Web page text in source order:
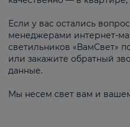
Если у вас остались
менеджерами интернет-
светильников «ВамСвет»
или закажите обратный
данные.
Мы несем свет вам и